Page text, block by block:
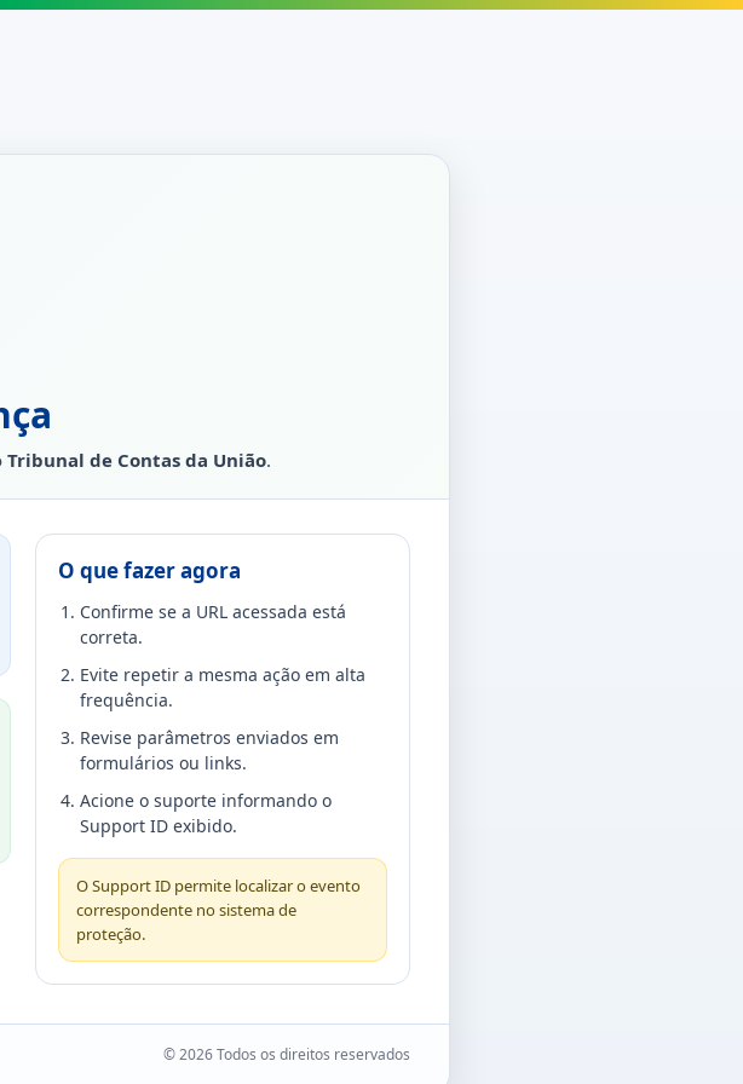
Tribunal de Contas da União.
O que fazer agora
Confirme se a URL acessada está
correta.
Evite repetir a mesma ação em alta
frequência.
Revise parâmetros enviados em
formulários ou links.
Acione o suporte informando o
Support ID exibido.
O Support ID permite localizar o evento
correspondente no sistema de
proteção.
© 2026 Todos os direitos reservados